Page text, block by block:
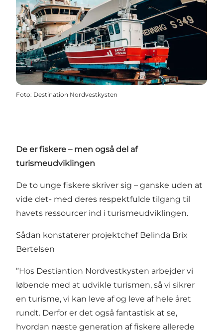
Foto: Destination Nordvestkysten
De er fiskere – men også del af
turismeudviklingen
De to unge fiskere skriver sig – ganske uden at
vide det- med deres respektfulde tilgang til
havets ressourcer ind i turismeudviklingen.
Sådan konstaterer projektchef Belinda Brix
Bertelsen
”Hos Destiantion Nordvestkysten arbejder vi
løbende med at udvikle turismen, så vi sikrer
en turisme, vi kan leve af og leve af hele året
rundt. Derfor er det også fantastisk at se,
hvordan næste generation af fiskere allerede